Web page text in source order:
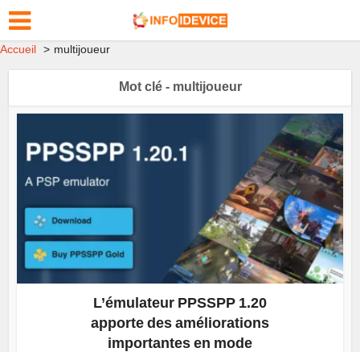
Accueil multijoueur
Mot clé - multijoueur
L’émulateur PPSSPP 1.20
apporte des améliorations
importantes en mode